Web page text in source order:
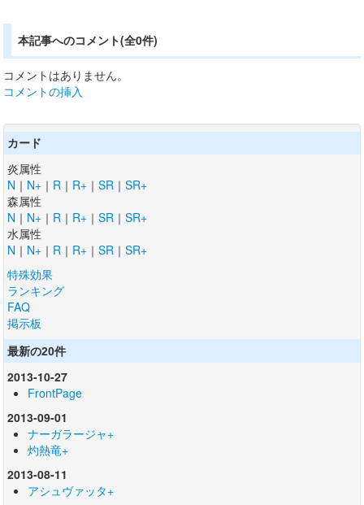
本記事へのコメント(全0件)
コメントはありません。
コメントの挿入
カード
炎属性
N ｜ N+ ｜ R ｜ R+ ｜ SR ｜ SR+
森属性
N ｜ N+ ｜ R ｜ R+ ｜ SR ｜ SR+
水属性
N ｜ N+ ｜ R ｜ R+ ｜ SR ｜ SR+
特殊効果
ランキング
FAQ
掲示板
最新の20件
2013-10-27
FrontPage
2013-09-01
ナーガラージャ+
灼熱竜+
2013-08-11
アシュヴァッタ+